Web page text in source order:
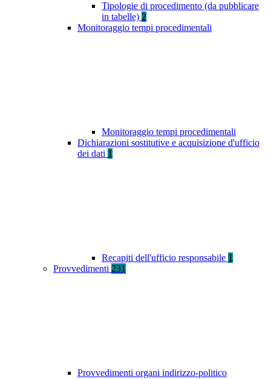
Tipologie di procedimento (da pubblicare
in tabelle) 2
Monitoraggio tempi procedimentali
Monitoraggio tempi procedimentali
Dichiarazioni sostitutive e acquisizione d'ufficio
dei dati 1
Recapiti dell'ufficio responsabile 1
Provvedimenti 231
Provvedimenti organi indirizzo-politico